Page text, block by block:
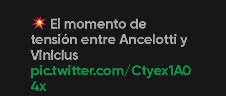
El momento de
tensión entre Ancelotti y
Vinicius
pic.twitter.com/Ctyex1A0
4x